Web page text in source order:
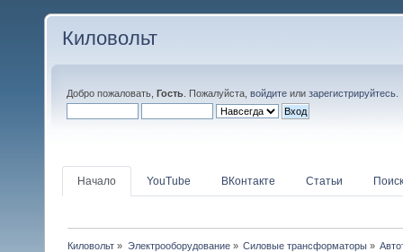
Киловольт
Добро пожаловать, Гость . Пожалуйста, войдите или зарегистрируйтесь
Начало YouTube ВКонтакте Статьи Поиск
Киловольт » Электрооборудование» Силовые трансформаторы»